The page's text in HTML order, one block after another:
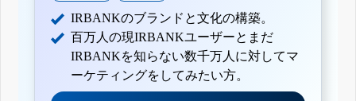
IRBANKのブランドと文化の構築。
百万人の現IRBANKユーザーとまだ
IRBANKを知らない数千万人に対してマ
ーケティングをしてみたい方。